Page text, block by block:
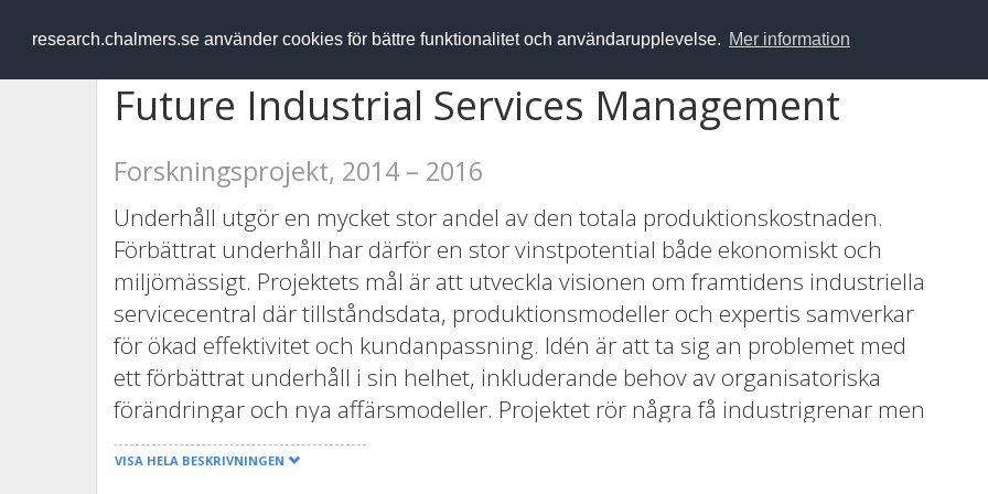
research.chalmers.se använder cookies för bättre funktionalitet och användarupplevelse. Mer information
RESEARCH.chalmers.se
Future Industrial Services Management
Forskningsprojekt, 2014 – 2016
Underhåll utgör en mycket stor andel av den totala produktionskostnaden.
Förbättrat underhåll har därför en stor vinstpotential både ekonomiskt och
miljömässigt. Projektets mål är att utveckla visionen om framtidens industriella
servicecentral där tillståndsdata, produktionsmodeller och expertis samverkar
för ökad effektivitet och kundanpassning. Idén är att ta sig an problemet med
ett förbättrat underhåll i sin helhet, inkluderande behov av organisatoriska
förändringar och nya affärsmodeller. Projektet rör några få industrigrenar men
resultaten är generella. Projektet förväntas leda till metoder och tekniker som
ger förbättringar på flera områden: - Bättre resursutnyttjande ger hållbar tillväxt
VISA HELA BESKRIVNINGEN